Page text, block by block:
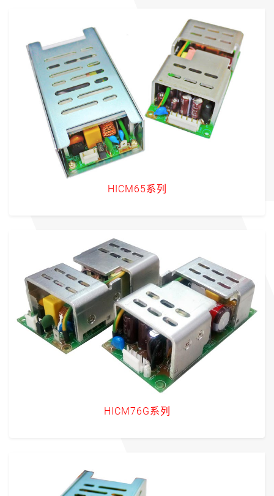
HICM65系列
HICM76G系列